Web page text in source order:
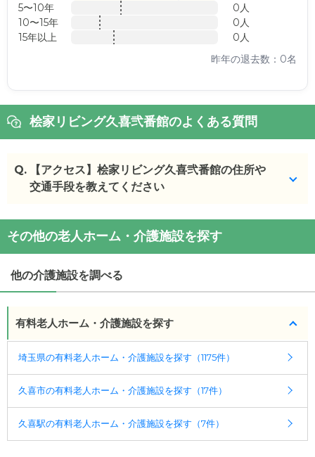
5〜10年
0人
10〜15年
0人
15年以上
0人
昨年の退去数：0名
桧家リビング久喜弐番館のよくある質問
Q.
【アクセス】桧家リビング久喜弐番館の住所や
交通手段を教えてください
桧家リビング久喜弐番館の交通アクセス
・住所：埼玉県久喜市本町5-10-25
・最寄り駅：
桧家リビング久喜弐番館
その他の老人ホーム・介護施設を探す
他の介護施設を調べる
有料老人ホーム・介護施設を探す
埼玉県の有料老人ホーム・介護施設を探す（1175件）
久喜市の有料老人ホーム・介護施設を探す（17件）
久喜駅の有料老人ホーム・介護施設を探す（7件）